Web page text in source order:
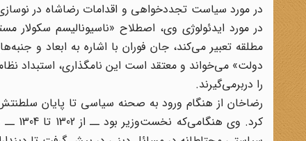
در مورد سیاست تجددخواهی و اقدامات رضاشاه در
مطلقه تعبیر می‌کند، جان فوران با اشاره به ابعاد و
را دربرمی‌گیرند.
رضاخان از هنگام ورود به صحنه سیاسی تا پایان